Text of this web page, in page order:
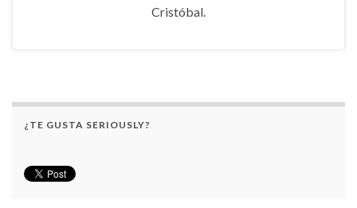
Cristóbal.
¿TE GUSTA SERIOUSLY?